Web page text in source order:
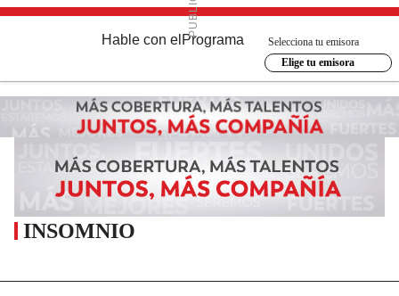
Hable con el Programa
Selecciona tu emisora
Elige tu emisora
INSOMNIO